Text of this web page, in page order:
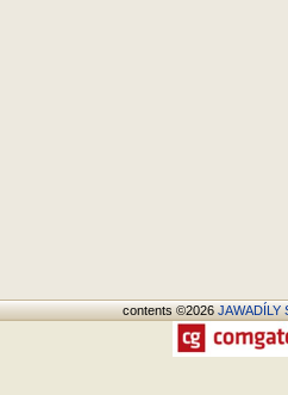
contents ©2026JAWADÍLY